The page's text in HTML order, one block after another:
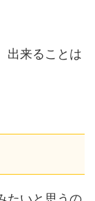
出来ることは